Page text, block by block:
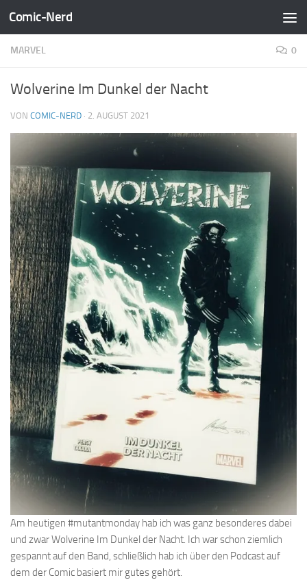
Zum Inhalt springen
Comic-Nerd
MARVEL 0
Wolverine Im Dunkel der Nacht
VON COMIC-NERD · 2. AUGUST 2021
Am heutigen #mutantmonday hab ich was ganz besonderes dabei
und zwar Wolverine Im Dunkel der Nacht. Ich war schon ziemlich
gespannt auf den Band, schließlich hab ich über den Podcast auf
dem der Comic basiert mir gutes gehört.